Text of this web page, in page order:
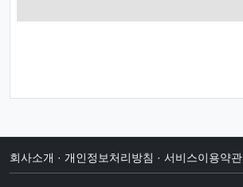
회사소개 · 개인정보처리방침 · 서비스이용약관